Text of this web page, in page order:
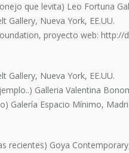
que levita) Leo Fortuna
Gallery, Nueva York, EE.UU.
proyecto web: http://
Gallery, Nueva York, EE.UU.
Galleria Valentina
Galería Espacio Mínimo,
recientes) Goya